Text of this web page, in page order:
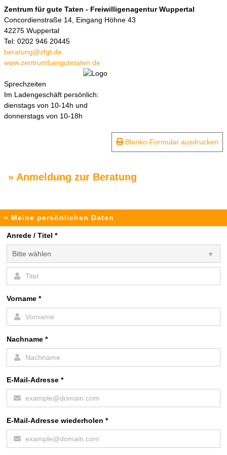
Zentrum für gute Taten - Freiwilligenagentur Wuppertal
Concordienstraße 14, Eingang Höhne 43
42275 Wuppertal
Tel: 0202 946 20445
beratung@zfgt.de
www.zentrumfuergutetaten.de
Sprechzeiten
Im Ladengeschäft persönlich:
dienstags von 10-14h und
donnerstags von 10-18h
Blanko-Formular ausdrucken
» Anmeldung zur Beratung
» Meine persönlichen Daten
Anrede / Titel *
Vorname *
Nachname *
E-Mail-Adresse *
E-Mail-Adresse wiederholen *